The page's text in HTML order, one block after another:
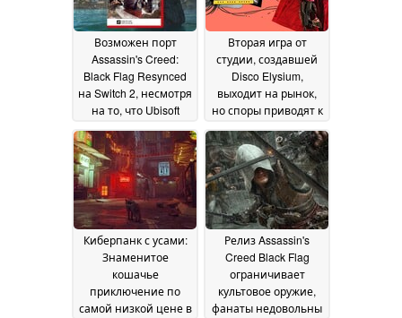
Возможен порт
Assassin's Creed:
Black Flag Resynced
на Switch 2, несмотря
на то, что Ubisoft
выпуска игры21 July
2026
Вторая игра от
студии, создавшей
Disco Elysium,
выходит на рынок,
но споры приводят к
отзывам в Steam22
May 2026
Киберпанк с усами:
Знаменитое
кошачье
приключение по
самой низкой цене в
Релиз Assassin's
Creed Black Flag
ограничивает
культовое оружие,
фанаты недовольны